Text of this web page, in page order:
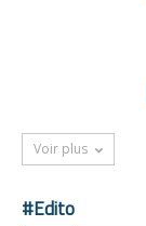
Voir plus
#Edito